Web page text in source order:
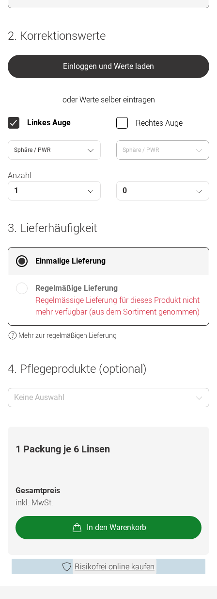
2. Korrektionswerte
Einloggen und Werte laden
oder Werte selber eintragen
Linkes Auge Rechtes Auge
Sphäre / PWR Sphäre / PWR
Anzahl
1 0
3. Lieferhäufigkeit
Einmalige Lieferung
Regelmäßige Lieferung
Regelmässige Lieferung für dieses Produkt nicht
mehr verfügbar (aus dem Sortiment genommen)
Mehr zur regelmäßigen Lieferung
4. Pflegeprodukte (optional)
Keine Auswahl
1 Packung je 6 Linsen
Gesamtpreis
inkl. MwSt.
In den Warenkorb
Risikofrei online kaufen